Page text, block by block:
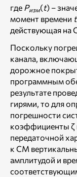
где Pизм(t) –
момент времени t
действующая на
Поскольку
канала,
дорожное
программным
результате
гирями, то для
погрешности
коэффициенты ζ
передаточной
к СМ
амплитудой и